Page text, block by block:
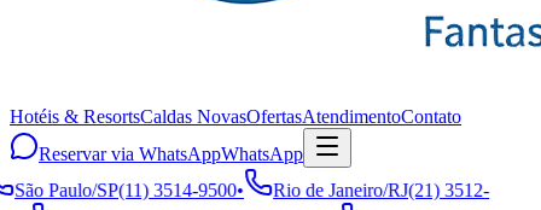
Hotéis & ResortsCaldas NovasOfertasAtendimentoContato
Reservar via WhatsAppWhatsApp
São Paulo/SP(11) 3514-9500• Rio de Janeiro/RJ(21) 3512-